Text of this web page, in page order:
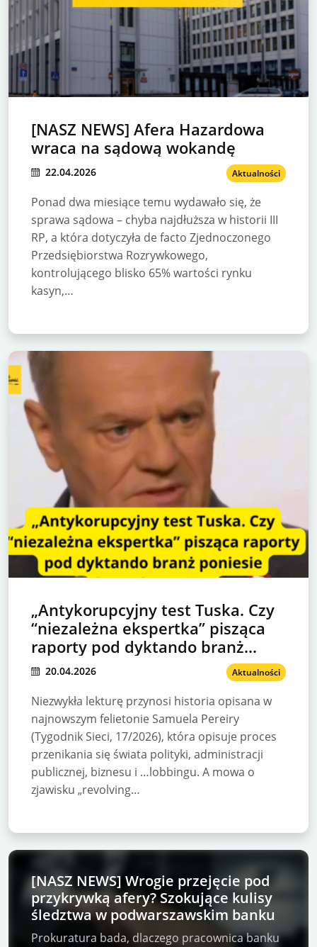
[NASZ NEWS] Afera Hazardowa
wraca na sądową wokandę
22.04.2026 Aktualności
Ponad dwa miesiące temu wydawało się, że
sprawa sądowa – chyba najdłuższa w historii III
RP, a która dotyczyła de facto Zjednoczonego
Przedsiębiorstwa Rozrywkowego,
kontrolującego blisko 65% wartości rynku
kasyn,…
„Antykorupcyjny test Tuska. Czy
“niezależna ekspertka” pisząca
raporty pod dyktando branż
poniesie konsekwencje?
20.04.2026 Aktualności
Niezwykła lekturę przynosi historia opisana w
najnowszym felietonie Samuela Pereiry
(Tygodnik Sieci, 17/2026), która opisuje proces
przenikania się świata polityki, administracji
publicznej, biznesu i …lobbingu. A mowa o
zjawisku „revolving…
[NASZ NEWS] Wrogie przejęcie pod
przykrywką afery? Szokujące kulisy
śledztwa w podwarszawskim banku
Prokuratura bada, dlaczego pracownica banku